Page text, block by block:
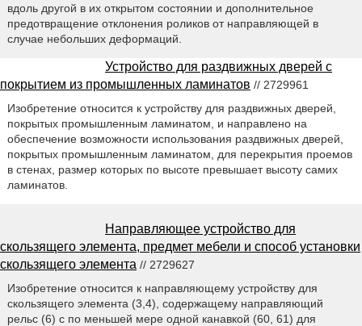
вдоль другой в их открытом состоянии и дополнительное
предотвращение отклонения роликов от направляющей в
случае небольших деформаций.
Устройство для раздвижных дверей с
покрытием из промышленных ламинатов // 2729961
Изобретение относится к устройству для раздвижных дверей,
покрытых промышленным ламинатом, и направлено на
обеспечение возможности использования раздвижных дверей,
покрытых промышленным ламинатом, для перекрытия проемов
в стенах, размер которых по высоте превышает высоту самих
ламинатов.
Направляющее устройство для
скользящего элемента, предмет мебели и способ установки
скользящего элемента // 2729627
Изобретение относится к направляющему устройству для
скользящего элемента (3,4), содержащему направляющий
рельс (6) с по меньшей мере одной канавкой (60, 61) для